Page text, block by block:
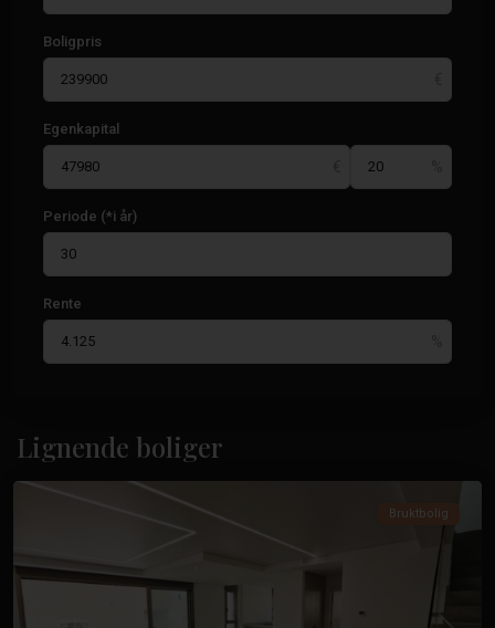
Boligpris
Egenkapital
Periode (*i år)
Rente
Lignende boliger
Maritimo
Torrevieja
Bruktbolig